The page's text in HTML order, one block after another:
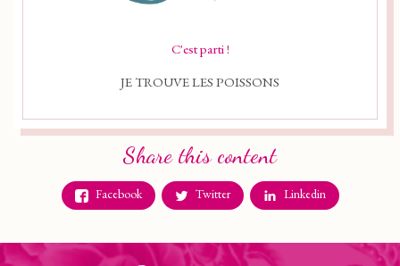
C'est parti !
JE TROUVE LES POISSONS
Share this content
Facebook Twitter Linkedin